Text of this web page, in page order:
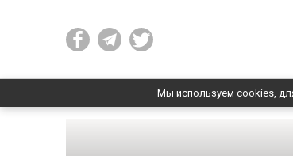
Мы используем cookies,